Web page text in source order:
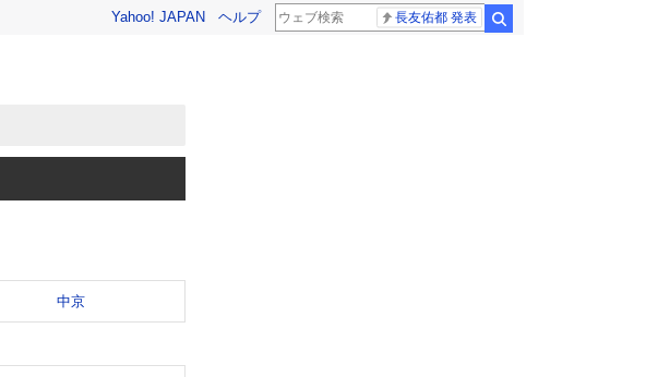
Yahoo! JAPAN ヘルプ 長友佑都 発表
中京